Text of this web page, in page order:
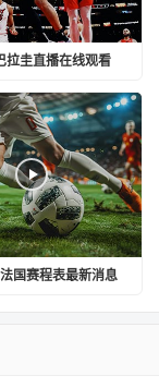
拉圭直播在线观看
国赛程表最新消息